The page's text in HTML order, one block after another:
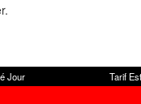
Jour Tarif